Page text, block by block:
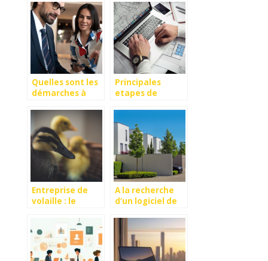
hammam, spa) :
quelle est la
demarche a
suivre ?
frigorifiques en
tant que
professionnel ?
Quelles sont les
démarches à
procuration d’un
avis situation
SIRENE
Principales
etapes de
Entreprise de
volaille : le
l’aviculteur a la
loupe !
A la recherche
d’un logiciel de
les artisans du
batiment ?